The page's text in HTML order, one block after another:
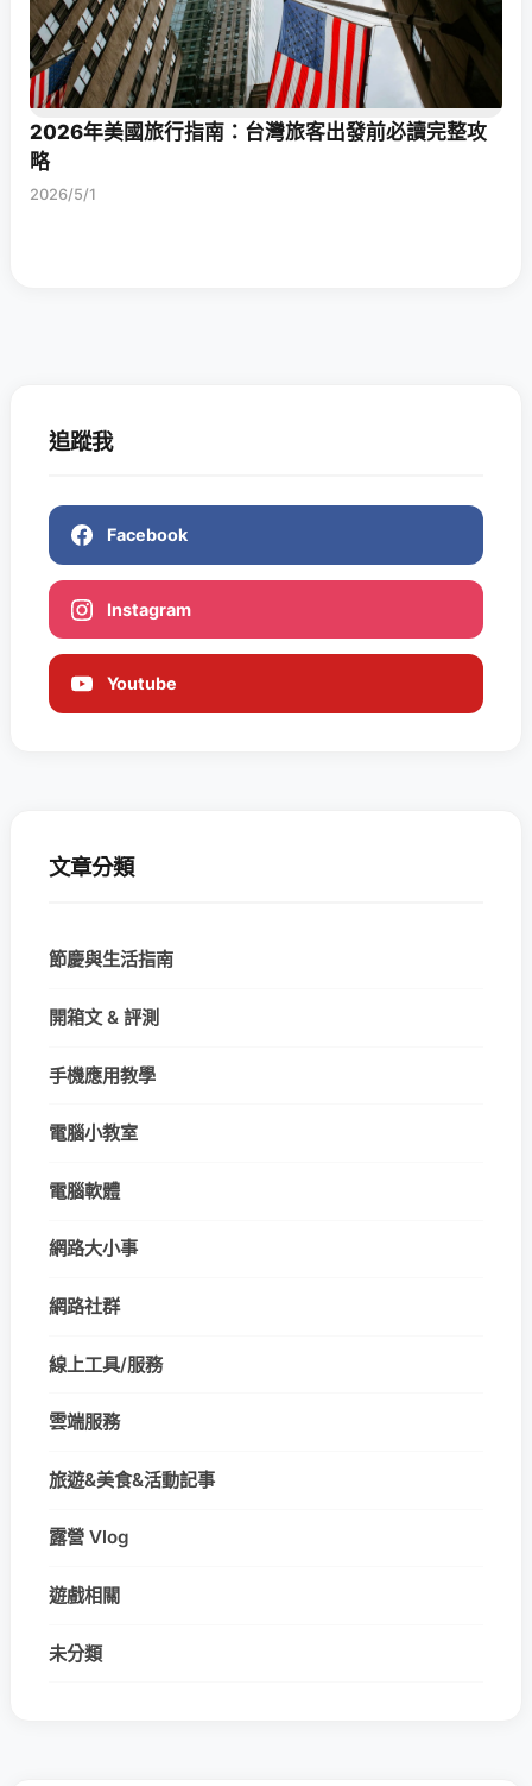
2026年美國旅行指南：台灣旅客出發前必讀完整攻
略
2026/5/1
追蹤我
Facebook
Instagram
Youtube
文章分類
節慶與生活指南
開箱文 & 評測
手機應用教學
電腦小教室
電腦軟體
網路大小事
網路社群
線上工具/服務
雲端服務
旅遊&美食&活動記事
露營 Vlog
遊戲相關
未分類